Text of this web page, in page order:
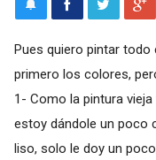
Pues quiero pintar todo
primero los colores,
1- Como la pintura
estoy dándole un poco
liso, solo le doy un